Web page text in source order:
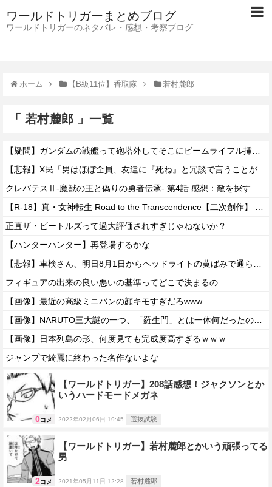
ワールドトリガーまとめブログ
ワールドトリガーのネタバレ・感想・考察ブログ
ホーム 【B級11位】香取隊 若村麓郎
「 若村麓郎 」一覧
【疑問】ガンダムの戦艦って砲塔外してそこにビームライフル挿しといたらいいんじゃない？？？？
【悲報】X民「男はほぼ全員、友達に『死ね』と冗談で言うことがある」←これマジ？ｗｗｗｗ
クレバテスⅡ-魔獣の王と偽りの勇者伝承- 第4話 感想：敵を探すよりトアの書を餌に誘き出す作戦！
【R-18】真・女神転生 Road to the Transcendence【二次創作】 第２０話
正直ザ・ビートルズって過大評価されすぎじゃねないか？
【ハンターハンター】再登場するかな
【悲報】車検さん、明日8月1日からヘッドライトの黄ばみで通らなくなる模様…
フィギュアの出来の良い悪いの基準ってどこで決まるの
【画像】最近の高級ミニバンの顔キモすぎだろwww
【画像】NARUTO三大謎の一つ、「羅生門」とは一体何だったのか！？
【画像】日本列島の形、何度見ても完成度高すぎるｗｗｗ
ジャンプで綺麗に終わった名作ないよな
0コメ
【ワールドトリガー】208話感想！ジャクソンとか
いうハードモードメガネ
2022年02月06日 19:45 選抜試験
2コメ
【ワールドトリガー】若村麓郎とかいう頑張ってる
男
2021年05月11日 12:28 若村麓郎